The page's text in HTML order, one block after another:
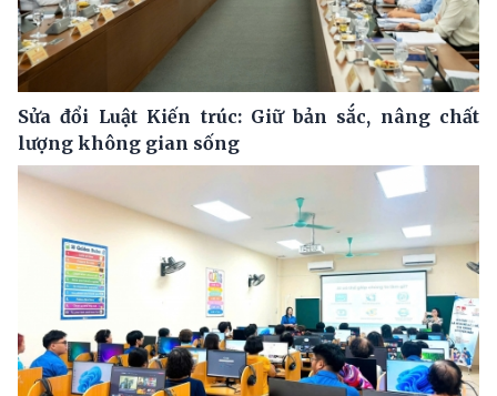
Sửa đổi Luật Kiến trúc: Giữ bản sắc, nâng chất
lượng không gian sống